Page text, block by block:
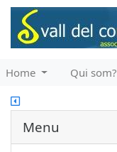
Home Qui som?
Menu